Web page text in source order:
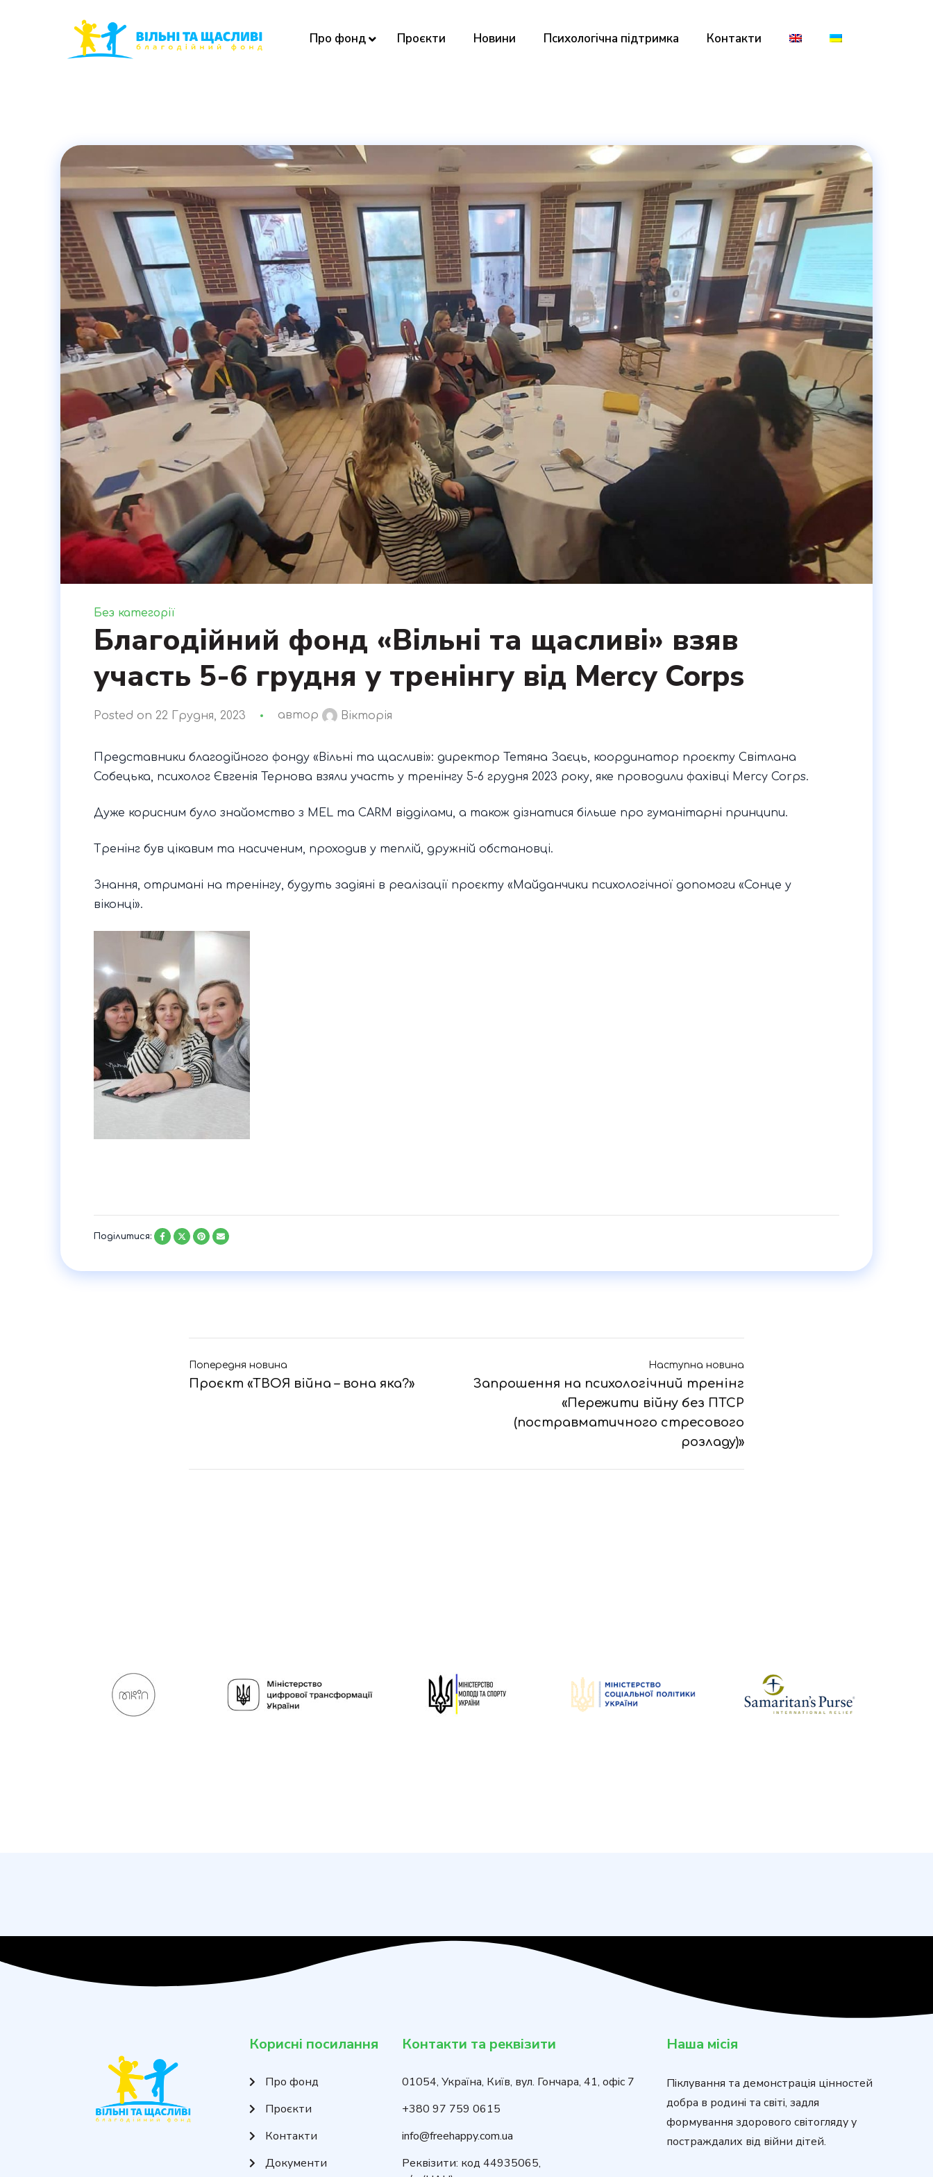
Про фонд Проєкти Новини Психологічна підтримка Контакти
Без категорії
Благодійний фонд «Вільні та щасливі» взяв
участь 5-6 грудня у тренінгу від Mercy Corps
Posted on 22 Грудня, 2023 автор Вікторія
Представники благодійного фонду «Вільні та щасливі»: директор Тетяна Заєць, координатор проєкту Світлана
Собецька, психолог Євгенія Тернова взяли участь у тренінгу 5-6 грудня 2023 року, яке проводили фахівці Mercy Corps.
Дуже корисним було знайомство з MEL та CARM відділами, а також дізнатися більше про гуманітарні принципи.
Тренінг був цікавим та насиченим, проходив у теплій, дружній обстановці.
Знання, отримані на тренінгу, будуть задіяні в реалізації проєкту «Майданчики психологічної допомоги «Сонце у
віконці».
Поділитися:
Попередня новина
Проєкт «ТВОЯ війна – вона яка?»
Наступна новина
Запрошення на психологічний тренінг
«Пережити війну без ПТСР
(постравматичного стресового
розладу)»
Корисні посилання
Про фонд
Проєкти
Контакти
Документи
Контакти та реквізити
01054, Україна, Київ, вул. Гончара, 41, офіс 7
+380 97 759 0615
info@freehappy.com.ua
Реквізити: код 44935065,
Наша місія
Піклування та демонстрація цінностей
добра в родині та світі, задля
формування здорового світогляду у
постраждалих від війни дітей.